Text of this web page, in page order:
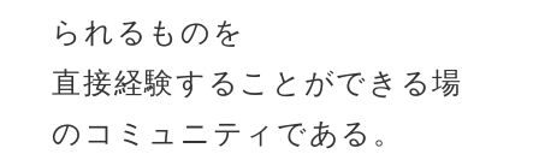
られるものを
直接経験することができる場
のコミュニティである。